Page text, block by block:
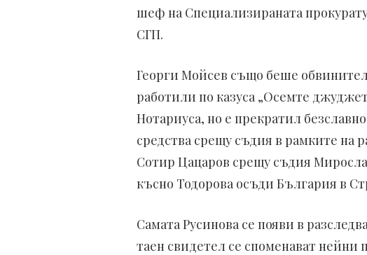
шеф на Специализираната
СГП.
Георги Мойсев също беше
работили по казуса „Осемте
Нотариуса, но е прекратил
средства срещу съдия в рамките на
Сотир Цацаров срещу съдия
късно Тодорова осъди България в
Самата Русинова се появи в
таен свидетел се споменават нейни